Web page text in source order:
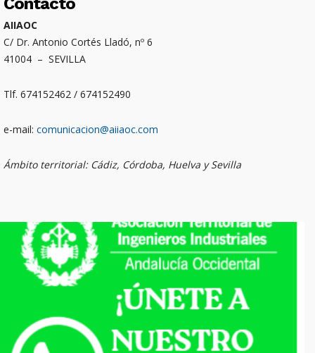
AIIAOC
C/ Dr. Antonio Cortés Lladó, nº 6
41004 – SEVILLA
Tlf. 674152462 / 674152490
e-mail: comunicacion@aiiaoc.com
Ámbito territorial: Cádiz, Córdoba, Huelva y Sevilla